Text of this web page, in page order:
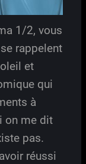
1/2, vous
rappelent
et
qui
à
on me dit
pas.
réussi